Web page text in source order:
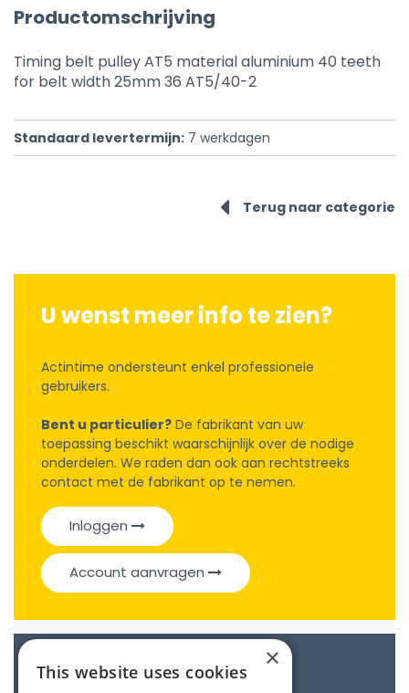
Productomschrijving
Timing belt pulley AT5 material aluminium 40 teeth
for belt width 25mm 36 AT5/40-2
Standaard levertermijn: 7 werkdagen
Terug naar categorie
U wenst meer info te zien?
Actintime ondersteunt enkel professionele
gebruikers.
Bent u particulier? De fabrikant van uw
toepassing beschikt waarschijnlijk over de nodige
onderdelen. We raden dan ook aan rechtstreeks
contact met de fabrikant op te nemen.
Inloggen
Account aanvragen
Catalogue
×
This website uses cookies